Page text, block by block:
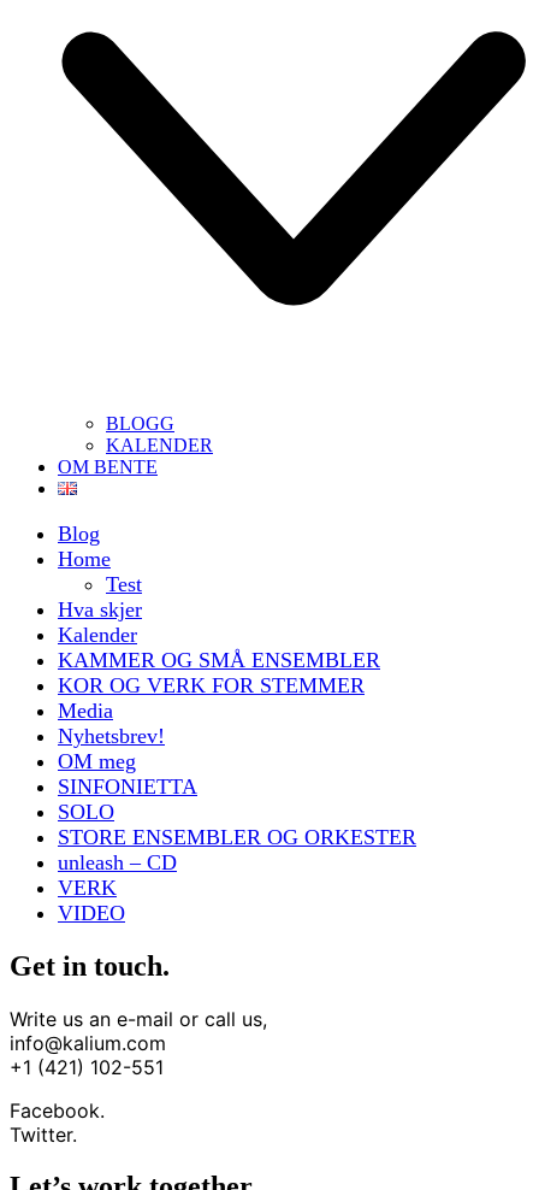
BLOGG
KALENDER
OM BENTE
Blog
Home
Test
Hva skjer
Kalender
KAMMER OG SMÅ ENSEMBLER
KOR OG VERK FOR STEMMER
Media
Nyhetsbrev!
OM meg
SINFONIETTA
SOLO
STORE ENSEMBLER OG ORKESTER
unleash – CD
VERK
VIDEO
Get in touch.
Write us an e-mail or call us,
info@kalium.com
+1 (421) 102-551
Facebook.
Twitter.